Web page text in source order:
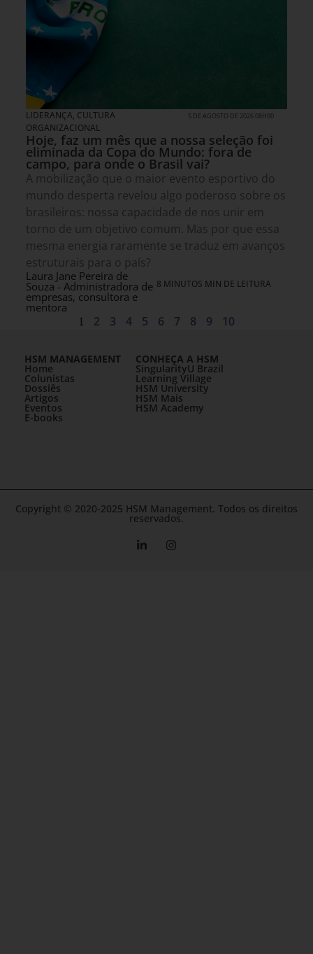
LIDERANÇA, CULTURA
ORGANIZACIONAL
5 DE AGOSTO DE 2026 08H00
Hoje, faz um mês que a nossa seleção foi
eliminada da Copa do Mundo: fora de
campo, para onde o Brasil vai?
A mobilização que o maior evento esportivo do
mundo desperta revelou algo poderoso sobre os
brasileiros: nossa capacidade de nos unir em
torno de um objetivo comum. Mas por que essa
mesma energia raramente se traduz em avanços
estruturais para o país?
Laura Jane Pereira de
Souza - Administradora de
empresas, consultora e
mentora
8 MINUTOS MIN DE LEITURA
1 2 3 4 5 6 7 8 9 10
HSM MANAGEMENT
Home
Colunistas
Dossiês
Artigos
Eventos
E-books
CONHEÇA A HSM
SingularityU Brazil
Learning Village
HSM University
HSM Mais
HSM Academy
Copyright © 2020-2025 HSM Management. Todos os direitos
reservados.